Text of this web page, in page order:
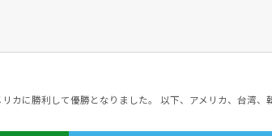
カに勝利して優勝となりました。 以下、アメリカ、台湾